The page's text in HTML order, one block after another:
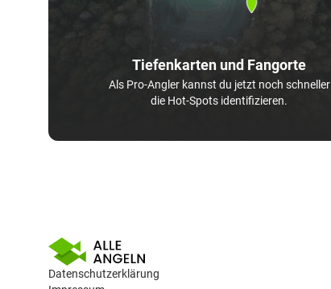
Tiefenkarten und Fangorte
Als Pro-Angler kannst du jetzt noch schneller
die Hot-Spots identifizieren.
Datenschutzerklärung